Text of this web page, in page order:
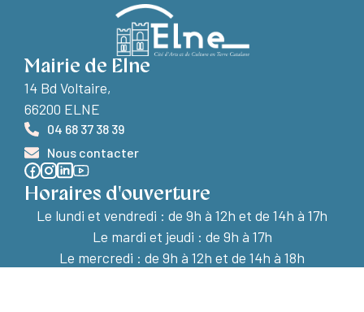
Mairie de Elne
14 Bd Voltaire,
66200 ELNE
04 68 37 38 39
Nous contacter
Horaires d'ouverture
Le lundi et vendredi : de 9h à 12h et de 14h à 17h
Le mardi et jeudi : de 9h à 17h
Le mercredi : de 9h à 12h et de 14h à 18h